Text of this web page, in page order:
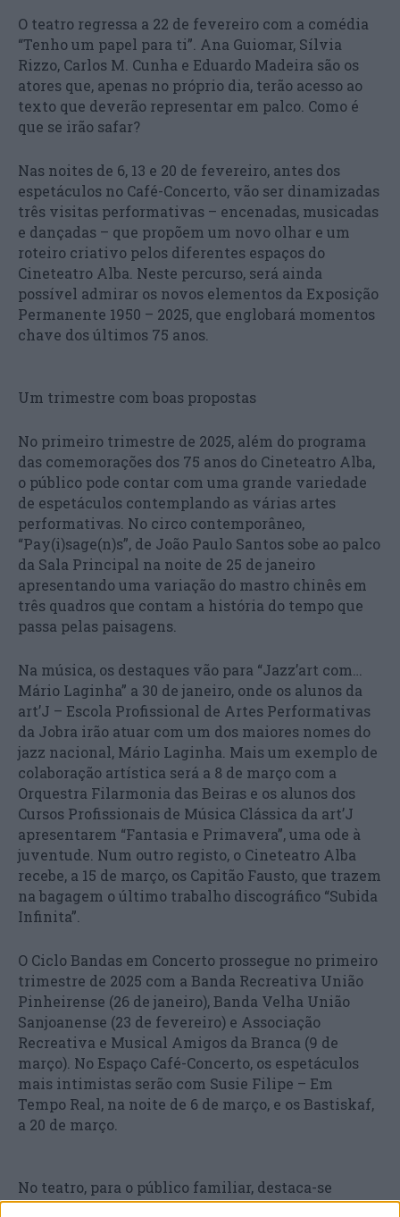
O teatro regressa a 22 de fevereiro com a comédia
“Tenho um papel para ti”. Ana Guiomar, Sílvia
Rizzo, Carlos M. Cunha e Eduardo Madeira são os
atores que, apenas no próprio dia, terão acesso ao
texto que deverão representar em palco. Como é
que se irão safar?
Nas noites de 6, 13 e 20 de fevereiro, antes dos
espetáculos no Café-Concerto, vão ser dinamizadas
três visitas performativas – encenadas, musicadas
e dançadas – que propõem um novo olhar e um
roteiro criativo pelos diferentes espaços do
Cineteatro Alba. Neste percurso, será ainda
possível admirar os novos elementos da Exposição
Permanente 1950 – 2025, que englobará momentos
chave dos últimos 75 anos.
Um trimestre com boas propostas
No primeiro trimestre de 2025, além do programa
das comemorações dos 75 anos do Cineteatro Alba,
o público pode contar com uma grande variedade
de espetáculos contemplando as várias artes
performativas. No circo contemporâneo,
“Pay(i)sage(n)s”, de João Paulo Santos sobe ao palco
da Sala Principal na noite de 25 de janeiro
apresentando uma variação do mastro chinês em
três quadros que contam a história do tempo que
passa pelas paisagens.
Na música, os destaques vão para “Jazz’art com…
Mário Laginha” a 30 de janeiro, onde os alunos da
art’J – Escola Profissional de Artes Performativas
da Jobra irão atuar com um dos maiores nomes do
jazz nacional, Mário Laginha. Mais um exemplo de
colaboração artística será a 8 de março com a
Orquestra Filarmonia das Beiras e os alunos dos
Cursos Profissionais de Música Clássica da art’J
apresentarem “Fantasia e Primavera”, uma ode à
juventude. Num outro registo, o Cineteatro Alba
recebe, a 15 de março, os Capitão Fausto, que trazem
na bagagem o último trabalho discográfico “Subida
Infinita”.
O Ciclo Bandas em Concerto prossegue no primeiro
trimestre de 2025 com a Banda Recreativa União
Pinheirense (26 de janeiro), Banda Velha União
Sanjoanense (23 de fevereiro) e Associação
Recreativa e Musical Amigos da Branca (9 de
março). No Espaço Café-Concerto, os espetáculos
mais intimistas serão com Susie Filipe – Em
Tempo Real, na noite de 6 de março, e os Bastiskaf,
a 20 de março.
No teatro, para o público familiar, destaca-se
“Hansel e Gretel – A Casinha de Chocolate” a 22 de